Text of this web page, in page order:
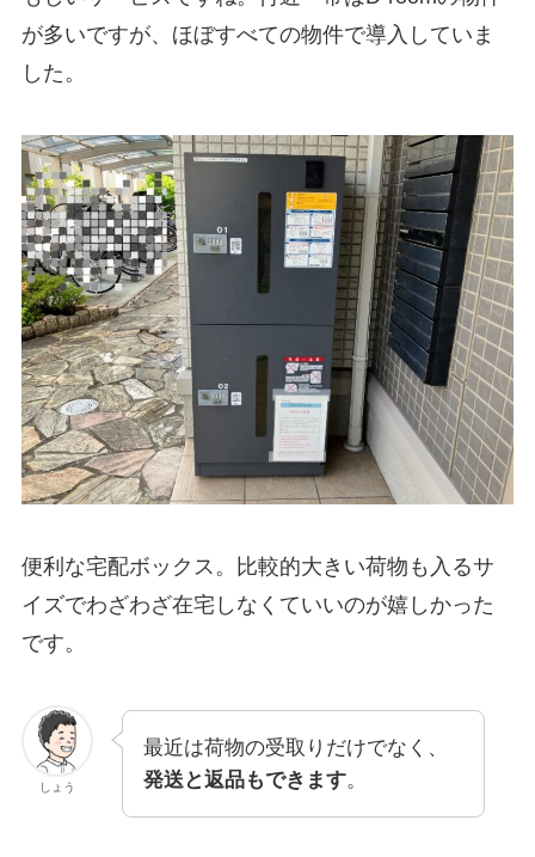
が多いですが、ほぼすべての物件で導入していま
した。
便利な宅配ボックス。比較的大きい荷物も入るサ
イズでわざわざ在宅しなくていいのが嬉しかった
です。
しょう
最近は荷物の受取りだけでなく、
発送と返品もできます。